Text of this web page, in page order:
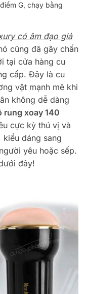
G, chạy bằng
có âm đạo giả
cũng đã gây chấn
tại cửa hàng cu
cấp. Đây là cu
vật mạnh mẽ khi
không dễ dàng
rung xoay 140
cực kỳ thú vị và
dáng sang
yêu hoặc sếp.
đây!